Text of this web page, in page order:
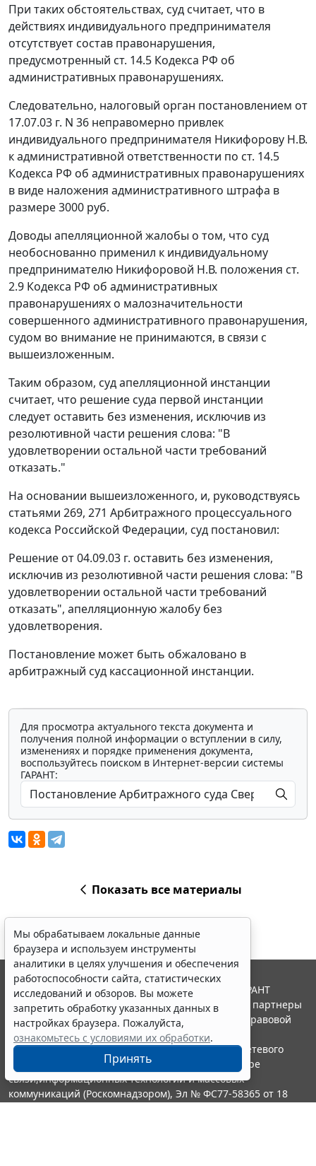
При таких обстоятельствах, суд считает, что в
действиях индивидуального предпринимателя
отсутствует состав правонарушения,
предусмотренный ст. 14.5 Кодекса РФ об
административных правонарушениях.
Следовательно, налоговый орган постановлением от
17.07.03 г. N 36 неправомерно привлек
индивидуального предпринимателя Никифорову Н.В.
к административной ответственности по ст. 14.5
Кодекса РФ об административных правонарушениях
в виде наложения административного штрафа в
размере 3000 руб.
Доводы апелляционной жалобы о том, что суд
необоснованно применил к индивидуальному
предпринимателю Никифоровой Н.В. положения ст.
2.9 Кодекса РФ об административных
правонарушениях о малозначительности
совершенного административного правонарушения,
судом во внимание не принимаются, в связи с
вышеизложенным.
Таким образом, суд апелляционной инстанции
считает, что решение суда первой инстанции
следует оставить без изменения, исключив из
резолютивной части решения слова: "В
удовлетворении остальной части требований
отказать."
На основании вышеизложенного, и, руководствуясь
статьями 269, 271 Арбитражного процессуального
кодекса Российской Федерации, суд постановил:
Решение от 04.09.03 г. оставить без изменения,
исключив из резолютивной части решения слова: "В
удовлетворении остальной части требований
отказать", апелляционную жалобу без
удовлетворения.
Постановление может быть обжаловано в
арбитражный суд кассационной инстанции.
Для просмотра актуального текста документа и
получения полной информации о вступлении в силу,
изменениях и порядке применения документа,
воспользуйтесь поиском в Интернет-версии системы
ГАРАНТ:
Показать все материалы
Мы обрабатываем локальные данные
браузера и используем инструменты
аналитики в целях улучшения и обеспечения
работоспособности сайта, статистических
исследований и обзоров. Вы можете
запретить обработку указанных данных в
настройках браузера. Пожалуйста,
ознакомьтесь с условиями их обработки.
Принять
© ООО "НПП "ГАРАНТ-СЕРВИС", 2026. Система ГАРАНТ
выпускается с 1990 года. Компания "Гарант" и ее партнеры
являются участниками Российской ассоциации правовой
информации ГАРАНТ.
Портал ГАРАНТ.РУ зарегистрирован в качестве сетевого
издания Федеральной службой по надзору в сфере
связи,информационных технологий и массовых
коммуникаций (Роскомнадзором), Эл № ФС77-58365 от 18